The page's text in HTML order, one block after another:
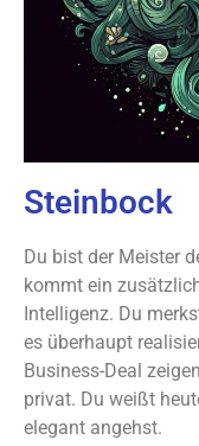
Steinbock
Du bist der Meister
kommt ein
Intelligenz. Du
es überhaupt
Business-Deal
privat. Du weißt
elegant angehst.